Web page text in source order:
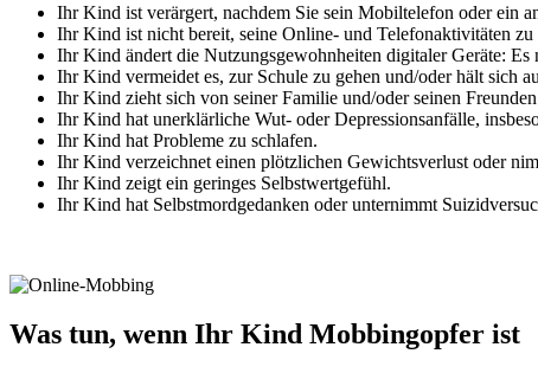
Ihr Kind ist verärgert, nachdem Sie sein Mobiltelefon oder ein
Ihr Kind ist nicht bereit, seine Online- und Telefonaktivitäten zu
Ihr Kind ändert die Nutzungsgewohnheiten digitaler Geräte:
Ihr Kind vermeidet es, zur Schule zu gehen und/oder hält sich
Ihr Kind zieht sich von seiner Familie und/oder seinen
Ihr Kind hat unerklärliche Wut- oder Depressionsanfälle,
Ihr Kind hat Probleme zu schlafen.
Ihr Kind verzeichnet einen plötzlichen Gewichtsverlust oder
Ihr Kind zeigt ein geringes Selbstwertgefühl.
Ihr Kind hat Selbstmordgedanken oder unternimmt
Was tun, wenn Ihr Kind Mobbingopfer ist